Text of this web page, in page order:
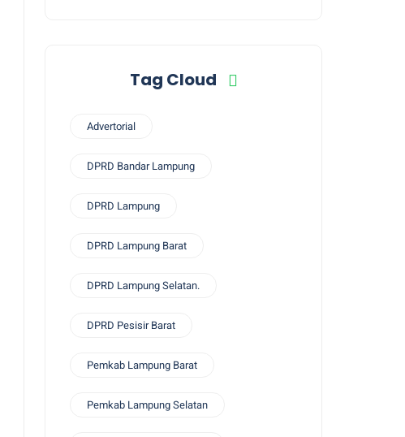
Tag Cloud
Advertorial
DPRD Bandar Lampung
DPRD Lampung
DPRD Lampung Barat
DPRD Lampung Selatan.
DPRD Pesisir Barat
Pemkab Lampung Barat
Pemkab Lampung Selatan